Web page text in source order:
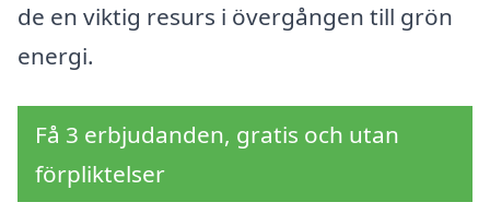
de en viktig resurs i övergången till grön
energi.
Få 3 erbjudanden, gratis och utan
förpliktelser